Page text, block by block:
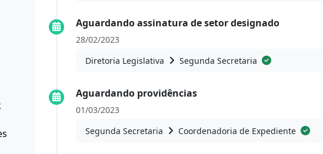
Aguardando assinatura de setor designado
28/02/2023
Diretoria Legislativa
Segunda Secretaria
Aguardando providências
01/03/2023
Segunda Secretaria
Coordenadoria de Expediente